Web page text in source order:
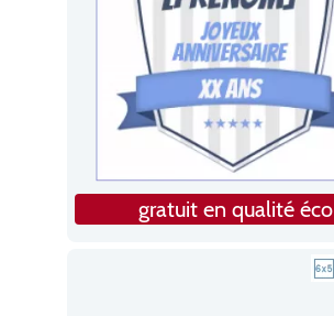
gratuit en qualité éco